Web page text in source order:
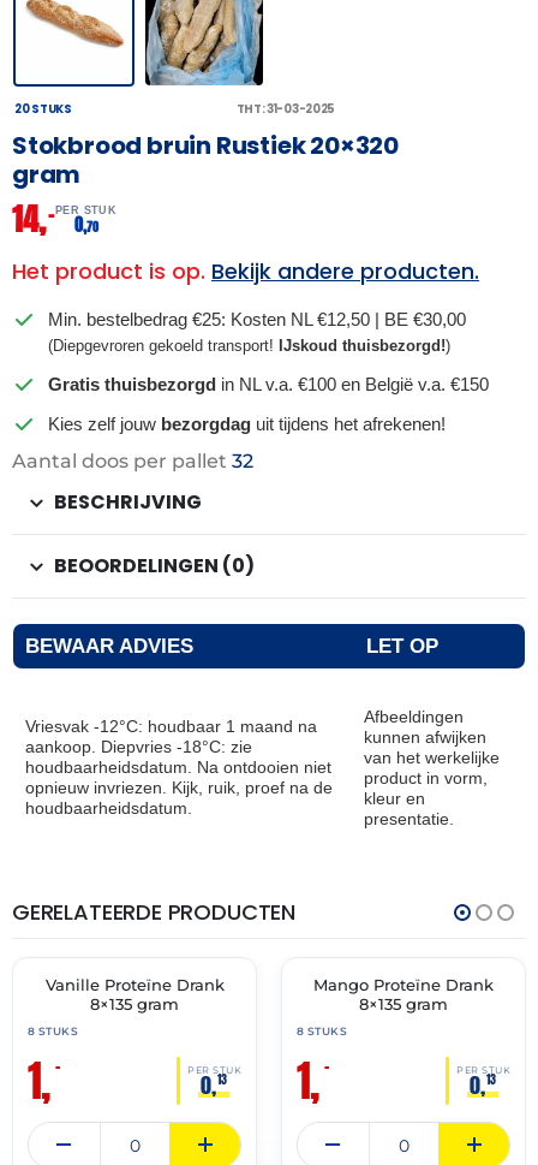
20 STUKS THT: 31-03-2025
Stokbrood bruin Rustiek 20×320
gram
14,– PER STUK
0,70
Het product is op. Bekijk andere producten.
Min. bestelbedrag €25: Kosten NL €12,50 | BE €30,00
(Diepgevroren gekoeld transport! IJskoud thuisbezorgd!)
Gratis thuisbezorgd in NL v.a. €100 en België v.a. €150
Kies zelf jouw bezorgdag uit tijdens het afrekenen!
Aantal doos per pallet 32
BESCHRIJVING
BEOORDELINGEN (0)
BEWAAR ADVIES LET OP
Vriesvak -12°C: houdbaar 1 maand na
aankoop. Diepvries -18°C: zie
houdbaarheidsdatum. Na ontdooien niet
opnieuw invriezen. Kijk, ruik, proef na de
houdbaarheidsdatum.
Afbeeldingen
kunnen afwijken
van het werkelijke
product in vorm,
kleur en
presentatie.
GERELATEERDE PRODUCTEN
🔥 OP=OP
THT:
31-
Vanille Proteïne Drank
8×135 gram
8 STUKS
1,– PER STUK
0,13
🔥 OP=OP
Mango Proteïne Drank
8×135 gram
8 STUKS
1,– PER STUK
0,13